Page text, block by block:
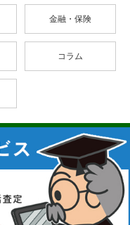
金融・保険
コラム